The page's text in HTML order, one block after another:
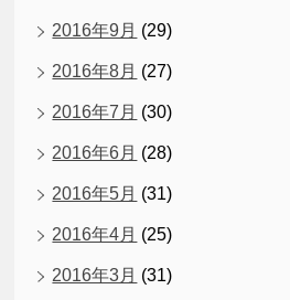
2016年9月 (29)
2016年8月 (27)
2016年7月 (30)
2016年6月 (28)
2016年5月 (31)
2016年4月 (25)
2016年3月 (31)